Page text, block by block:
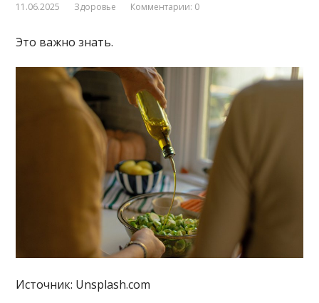
11.06.2025 Здоровье Комментарии: 0
Это важно знать.
Источник: Unsplash.com